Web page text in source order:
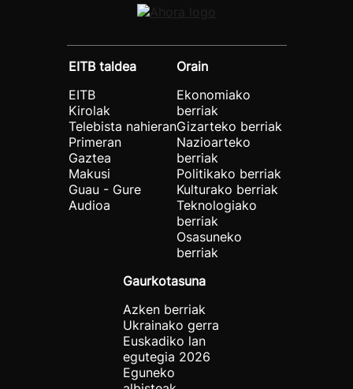
EITB taldea
EITB
Kirolak
Telebista nahieran
Primeran
Gaztea
Makusi
Guau - Gure
Audioa
Orain
Ekonomiako
berriak
Gizarteko berriak
Nazioarteko
berriak
Politikako berriak
Kulturako berriak
Teknologiako
berriak
Osasuneko
berriak
Gaurkotasuna
Azken berriak
Ukrainako gerra
Euskadiko lan
egutegia 2026
Eguneko